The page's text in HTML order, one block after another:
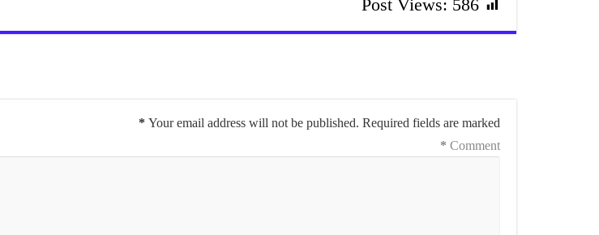
Post Views: 586
Your email address will not be published. Required fields are marked
*
Comment
*